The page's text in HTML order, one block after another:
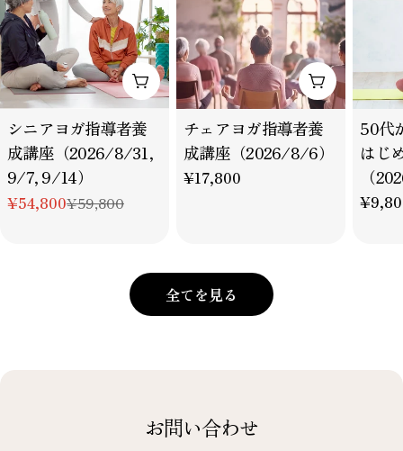
カートに追加
タ
イ
プ：
シニアヨガ指導者養
成講座（2026/8/31,
9/7, 9/14）
特
¥54,800
通
¥59,800
カートに追
タ
イ
プ：
チェアヨガ指導者養
成講座（2026/8/6）
通
¥17,800
タ
イ
プ：
50代
はじ
（
通
全てを見る
お問い合わせ